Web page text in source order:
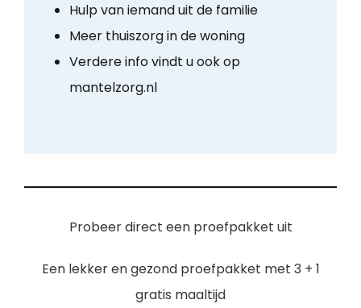
Hulp van iemand uit de familie
Meer thuiszorg in de woning
Verdere info vindt u ook op
mantelzorg.nl
Probeer direct een proefpakket uit
Een lekker en gezond proefpakket met 3 + 1
gratis maaltijd